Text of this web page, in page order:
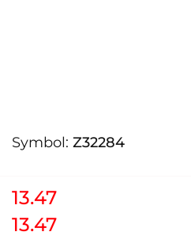
Symbol: Z32284
13.47
13.47